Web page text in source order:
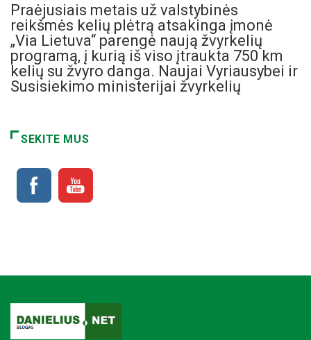
Praėjusiais metais už valstybinės
reikšmės kelių plėtrą atsakinga įmonė
„Via Lietuva“ parengė naują žvyrkelių
programą, į kurią iš viso įtraukta 750 km
kelių su žvyro danga. Naujai Vyriausybei ir
Susisiekimo ministerijai žvyrkelių
SEKITE MUS